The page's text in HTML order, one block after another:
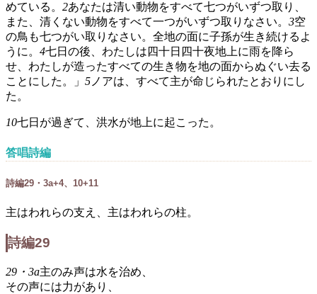
めている。 2あなたは清い動物をすべて七つがいずつ取り、
また、清くない動物をすべて一つがいずつ取りなさい。 3空
の鳥も七つがい取りなさい。全地の面に子孫が生き続けるよ
うに。 4七日の後、わたしは四十日四十夜地上に雨を降ら
せ、わたしが造ったすべての生き物を地の面からぬぐい去る
ことにした。」 5 ノアは、すべて主が命じられたとおりにし
た。
10七日が過ぎて、洪水が地上に起こった。
答唱詩編
詩編29・3a+4、10+11
主はわれらの支え、主はわれらの柱。
詩編29
29・3a主のみ声は水を治め、
その声には力があり、